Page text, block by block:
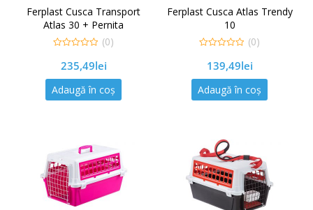
Ferplast Cusca Transport
Atlas 30 + Pernita
out
5
(0)
235,49lei
Adaugă în coș
Ferplast Cusca Atlas Trendy
10
out
5
(0)
139,49lei
Adaugă în coș